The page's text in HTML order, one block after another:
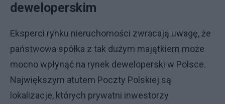
deweloperskim
Eksperci rynku nieruchomości zwracają uwagę, że
państwowa spółka z tak dużym majątkiem może
mocno wpłynąć na rynek deweloperski w Polsce.
Największym atutem Poczty Polskiej są
lokalizacje, których prywatni inwestorzy